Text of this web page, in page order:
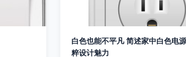
白色也能不平凡 简述家中白色电
粹设计魅力